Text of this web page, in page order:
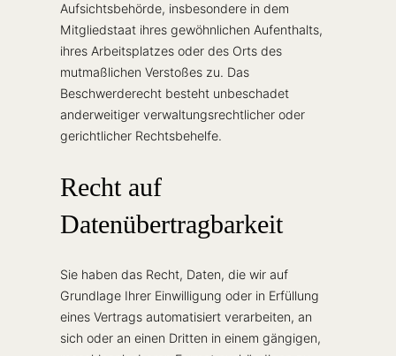
Aufsichtsbehörde, insbesondere in dem
Mitgliedstaat ihres gewöhnlichen Aufenthalts,
ihres Arbeitsplatzes oder des Orts des
mutmaßlichen Verstoßes zu. Das
Beschwerderecht besteht unbeschadet
anderweitiger verwaltungsrechtlicher oder
gerichtlicher Rechtsbehelfe.
Recht auf
Datenübertragbarkeit
Sie haben das Recht, Daten, die wir auf
Grundlage Ihrer Einwilligung oder in Erfüllung
eines Vertrags automatisiert verarbeiten, an
sich oder an einen Dritten in einem gängigen,